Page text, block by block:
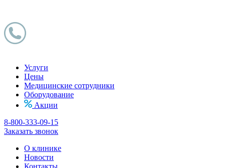
Услуги
Цены
Медицинские сотрудники
Оборудование
Акции
8-800-333-09-15
Заказать звонок
О клинике
Новости
Контакты